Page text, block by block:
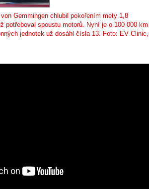
Gemmingen chlubil pokořením mety 1,8
potřeboval spoustu motorů. Nyní je o 100 000 km
jednotek už dosáhl čísla 13. Foto: EV Clinic,